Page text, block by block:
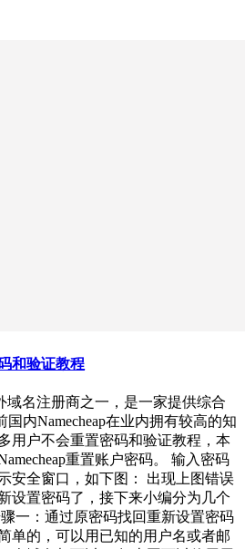
和验证教程
域名注册商之一，是一家提供综合
内Namecheap在业内拥有较高的知
用户不会重置密码和验证教程，本
重置账户密码。 输入密码
安全窗口，如下图： 出现上图错误
设置密码了，接下来小编分为几个
一：通过原密码找回重新设置密码
单的，可以用已知的用户名或者邮